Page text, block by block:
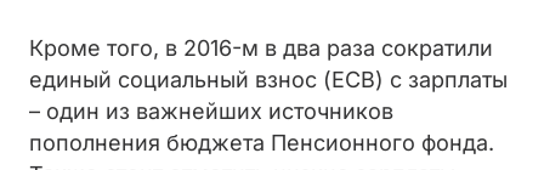
Кроме того, в 2016-м в два раза сократили
единый социальный взнос (ЕСВ) с зарплаты
– один из важнейших источников
пополнения бюджета Пенсионного фонда.